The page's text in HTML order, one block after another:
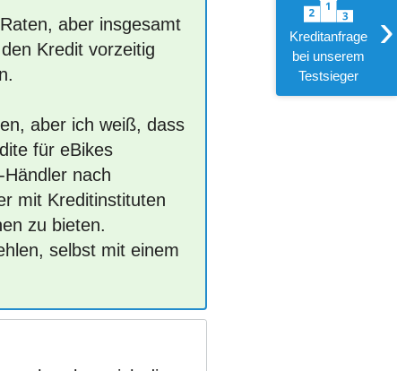
Kreditanfrage
bei unserem
Testsieger
›
aber insgesamt
Kredit vorzeitig
aber ich weiß, dass
für eBikes
nach
mit Kreditinstituten
zu bieten.
selbst mit einem